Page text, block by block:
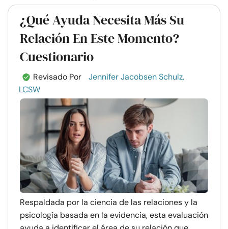
¿Qué Ayuda Necesita Más Su
Relación En Este Momento?
Cuestionario
Revisado Por
Jennifer Jacobsen Schulz,
LCSW
Respaldada por la ciencia de las relaciones y la
psicología basada en la evidencia, esta evaluación